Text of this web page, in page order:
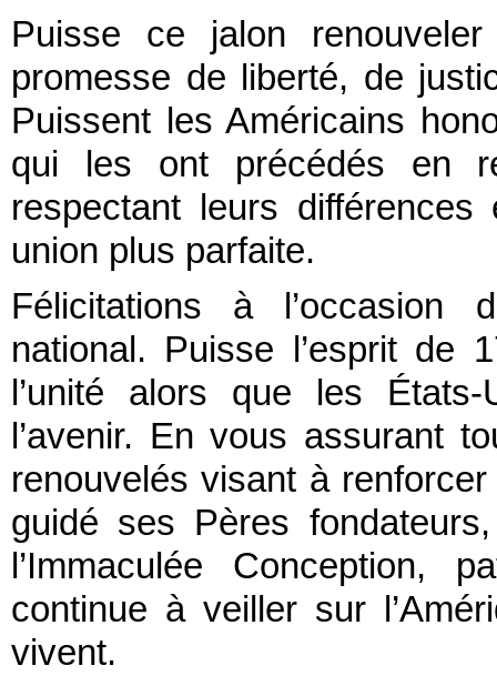
Puisse ce jalon
promesse de liberté, de
Puissent les Américains
qui les ont précédés en
respectant leurs
union plus parfaite.
Félicitations à l’occasion
national. Puisse l’esprit de
l’unité alors que les
l’avenir. En vous assurant
renouvelés visant à
guidé ses Pères
l’Immaculée Conception,
continue à veiller sur
vivent.